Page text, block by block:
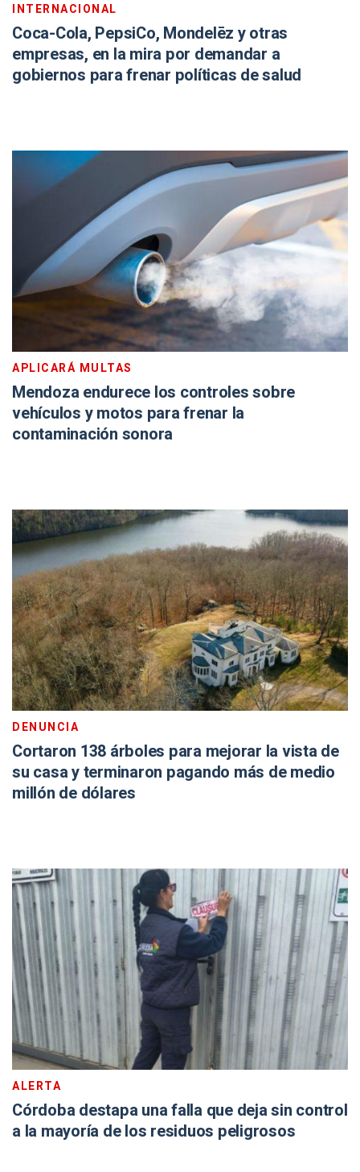
INTERNACIONAL
Coca-Cola, PepsiCo, Mondelēz y otras
empresas, en la mira por demandar a
gobiernos para frenar políticas de salud
APLICARÁ MULTAS
Mendoza endurece los controles sobre
vehículos y motos para frenar la
contaminación sonora
DENUNCIA
Cortaron 138 árboles para mejorar la vista de
su casa y terminaron pagando más de medio
millón de dólares
ALERTA
Córdoba destapa una falla que deja sin control
a la mayoría de los residuos peligrosos